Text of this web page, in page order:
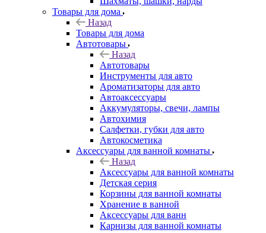
Товары для дома
Назад
Товары для дома
Автотовары
Назад
Автотовары
Инструменты для авто
Ароматизаторы для авто
Автоаксессуары
Аккумуляторы, свечи, лампы
Автохимия
Салфетки, губки для авто
Автокосметика
Аксессуары для ванной комнаты
Назад
Аксессуары для ванной комнаты
Детская серия
Корзины для ванной комнаты
Хранение в ванной
Аксессуары для ванн
Карнизы для ванной комнаты